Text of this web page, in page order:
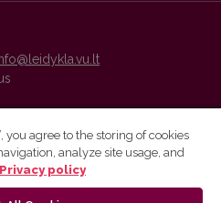
and metadata are distributed by
you agree to the storing of cookies
analyze site usage, and
Privacy policy